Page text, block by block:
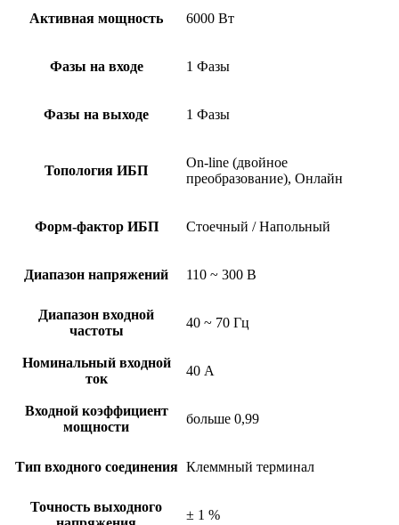
Активная мощность 6000 Вт
Фазы на входе 1 Фазы
Фазы на выходе 1 Фазы
Топология ИБП
On-line (двойное
преобразование), Онлайн
Форм-фактор ИБП Стоечный / Напольный
Диапазон напряжений 110 ~ 300 В
Диапазон входной
частоты
40 ~ 70 Гц
Номинальный входной
ток
40 А
Входной коэффициент
мощности
больше 0,99
Тип входного соединения Клеммный терминал
Точность выходного
± 1 %